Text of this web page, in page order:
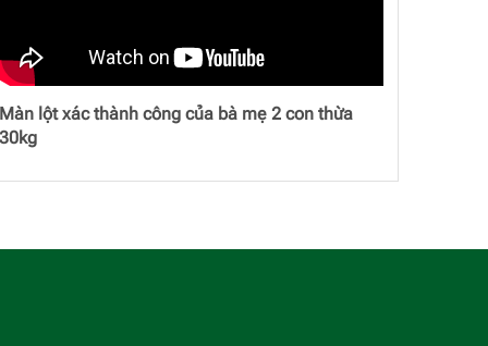
lột xác thành công của bà mẹ 2 con thừa